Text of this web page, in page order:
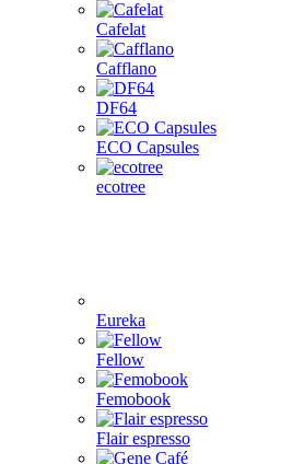
Cafelat
Cafflano
DF64
ECO Capsules
ecotree
Eureka
Fellow
Femobook
Flair espresso